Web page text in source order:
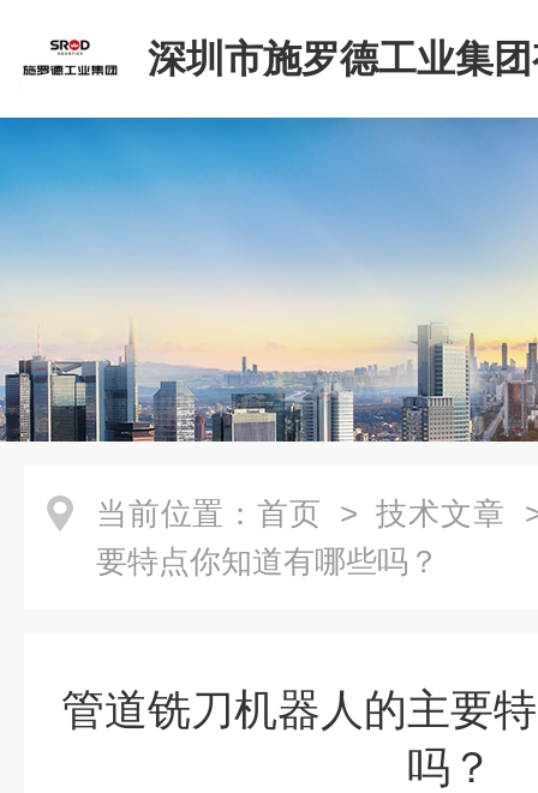
深圳市施罗德工业集
司
当前位置： 首页 > 技术文章
要特点你知道有哪些吗？
管道铣刀机器人的主要
吗？